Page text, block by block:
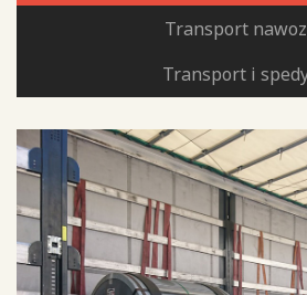
Transport
Transport i